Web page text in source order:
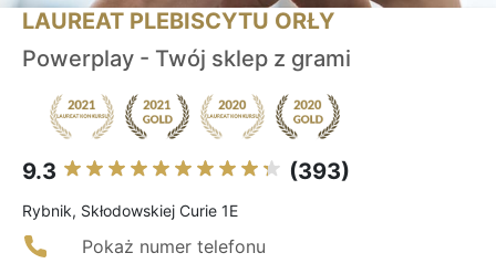
LAUREAT PLEBISCYTU ORŁY
Powerplay - Twój sklep z grami
9.3 (393)
Rybnik, Skłodowskiej Curie 1E
Pokaż numer telefonu